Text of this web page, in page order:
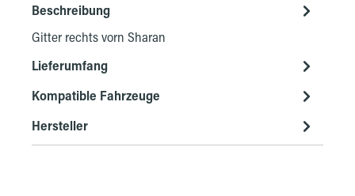
Beschreibung
Gitter rechts vorn Sharan
Lieferumfang
Kompatible Fahrzeuge
Hersteller